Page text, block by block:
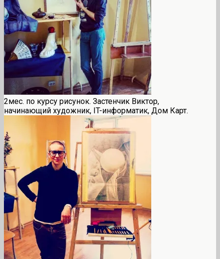
2мес. по курсу рисунок. Застенчик Виктор,
начинающий художник, IT-информатик, Дом Карт.